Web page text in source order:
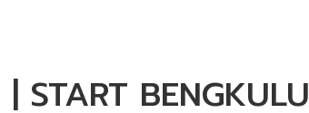
START BENGKULU